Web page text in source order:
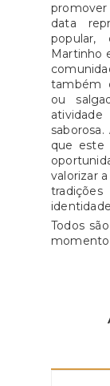
data
popular,
Martinho
também
ou
que este
valorizar
Todos
momento